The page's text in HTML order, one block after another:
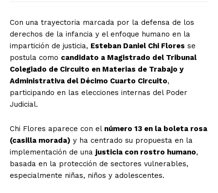
Con una trayectoria marcada por la defensa de los
derechos de la infancia y el enfoque humano en la
impartición de justicia, Esteban Daniel Chi Flores se
postula como candidato a Magistrado del Tribunal
Colegiado de Circuito en Materias de Trabajo y
Administrativa del Décimo Cuarto Circuito,
participando en las elecciones internas del Poder
Judicial.
Chi Flores aparece con el número 13 en la boleta rosa
(casilla morada) y ha centrado su propuesta en la
implementación de una justicia con rostro humano,
basada en la protección de sectores vulnerables,
especialmente niñas, niños y adolescentes.